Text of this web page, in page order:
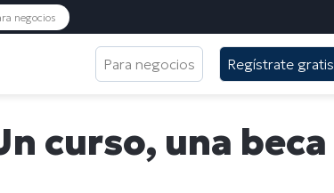
negocios
Para negocios Regístrate gratis
curso, una beca